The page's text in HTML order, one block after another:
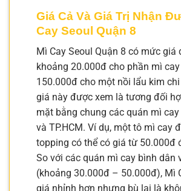
Giá Cả Và Giá Trị Nhận
Cay Seoul Quận 8
Mì Cay Seoul Quận 8 có mức giá
khoảng 20.000đ cho phần mì
150.000đ cho một nồi lẩu kim
giá này được xem là tương đối
mặt bằng chung các quán mì cay
và TP.HCM. Ví dụ, một tô mì cay
topping có thể có giá từ 50.000đ
So với các quán mì cay bình dân
(khoảng 30.000đ – 50.000đ), Mì
giá nhỉnh hơn nhưng bù lại là